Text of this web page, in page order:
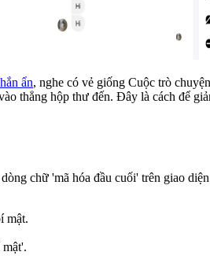
ẩn, nghe có vẻ giống Cuộc trò
thẳng hộp thư đến. Đây là cách để
chữ 'mã hóa đầu cuối' trên giao
mật.